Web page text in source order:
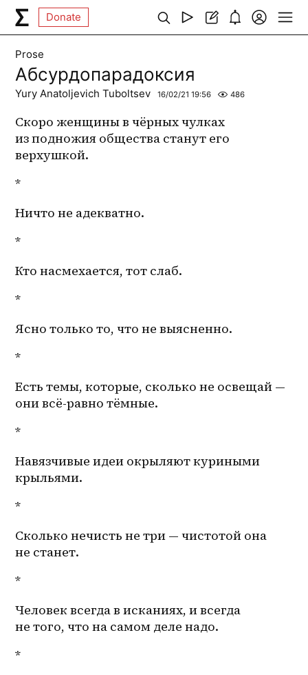
Donate
Prose
Абсурдопарадоксия
Yury Anatoljevich Tuboltsev 16/02/21 19:56 486
Скоро женщины в чёрных чулках
из подножия общества станут его
верхушкой.
*
Ничто не адекватно.
*
Кто насмехается, тот слаб.
*
Ясно только то, что не выясненно.
*
Есть темы, которые, сколько не освещай —
они всё-равно тёмные.
*
Навязчивые идеи окрыляют куриными
крыльями.
*
Сколько нечисть не три — чистотой она
не станет.
*
Человек всегда в исканиях, и всегда
не того, что на самом деле надо.
*